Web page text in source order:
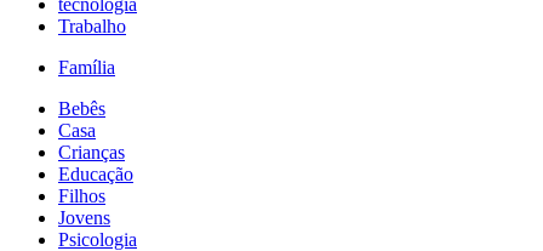
tecnologia
Trabalho
Família
Bebês
Casa
Crianças
Educação
Filhos
Jovens
Psicologia